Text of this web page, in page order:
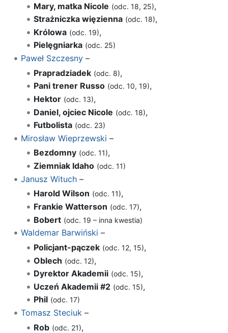
Mary, matka Nicole (odc. 18, 25),
Strażniczka więzienna (odc. 18),
Królowa (odc. 19),
Pielęgniarka (odc. 25)
Paweł Szczesny–
Prapradziadek (odc. 8),
Pani trener Russo (odc. 10, 19),
Hektor (odc. 13),
Daniel, ojciec Nicole (odc. 18),
Futbolista (odc. 23)
Mirosław Wieprzewski –
Bezdomny (odc. 11),
Ziemniak Idaho (odc. 11)
Janusz Wituch–
Harold Wilson (odc. 11),
Frankie Watterson (odc. 17),
Bobert (odc. 19 – inna kwestia)
Waldemar Barwiński –
Policjant-pączek (odc. 12, 15),
Oblech (odc. 12),
Dyrektor Akademii (odc. 15),
Uczeń Akademii #2 (odc. 15),
Phil (odc. 17)
Tomasz Steciuk–
Rob (odc. 21),